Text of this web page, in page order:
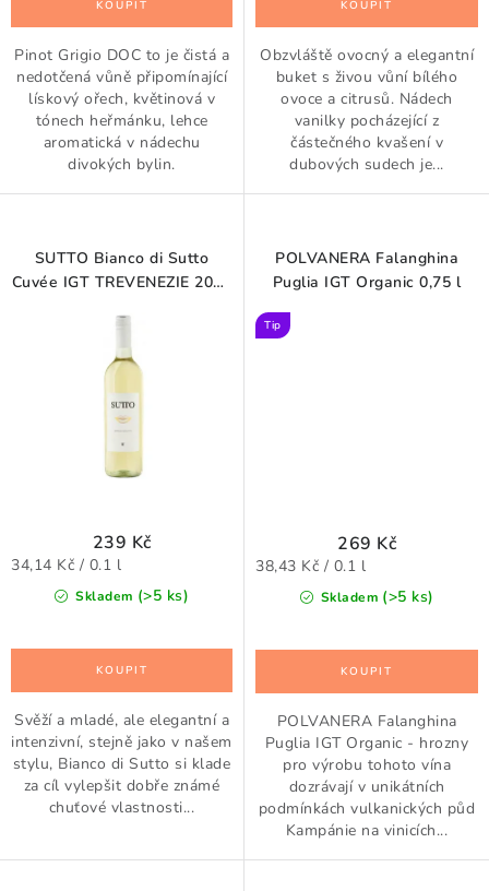
Pinot Grigio DOC to je čistá a
nedotčená vůně připomínající
lískový ořech, květinová v
tónech heřmánku, lehce
aromatická v nádechu
divokých bylin.
Obzvláště ovocný a elegantní
buket s živou vůní bílého
ovoce a citrusů. Nádech
vanilky pocházející z
částečného kvašení v
dubových sudech je...
SUTTO Bianco di Sutto
Cuvée IGT TREVENEZIE 2024
Skladem (>5 ks)
239 Kč
Měrná
34,14 Kč / 0.1 l
Svěží a mladé, ale elegantní a
intenzivní, stejně jako v našem
stylu, Bianco di Sutto si klade
za cíl vylepšit dobře známé
chuťové vlastnosti...
POLVANERA Falanghina
Puglia IGT Organic 0,75 l
Tip
Skladem (>5 ks)
269 Kč
Měrná
38,43 Kč / 0.1 l
POLVANERA Falanghina
Puglia IGT Organic - hrozny
pro výrobu tohoto vína
dozrávají v unikátních
podmínkách vulkanických půd
Kampánie na vinicích...